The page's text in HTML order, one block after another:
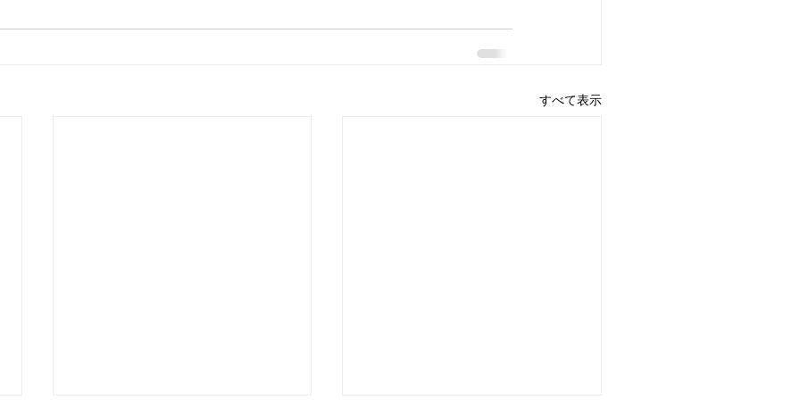
すべて表示